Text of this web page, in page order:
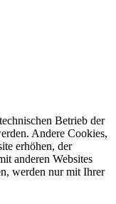
Betrieb der
Andere Cookies,
erhöhen, der
anderen Websites
werden nur mit Ihrer